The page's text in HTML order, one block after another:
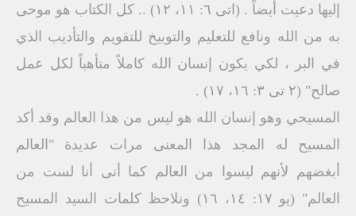
إليها دعيت أيضاً . (اتی ٦: ۱۱، ۱۲) .. كل الكتاب هو موحى
به من الله ونافع للتعليم والتوبيخ للتقويم والتأديب الذي
في البر ، لكي يكون إنسان الله كاملاً متأهباً لكل عمل
صالح" (٢ تی ٣: ١٦، ١٧) .
المسيحي وهو إنسان الله هو ليس من هذا العالم وقد أكد
المسيح له المجد هذا المعنى مرات عديدة "العالم
أبغضهم لأنهم ليسوا من العالم كما أنى أنا لست من
العالم" (يو ١٧: ١٤، ١٦) ونلاحظ كلمات السيد المسيح